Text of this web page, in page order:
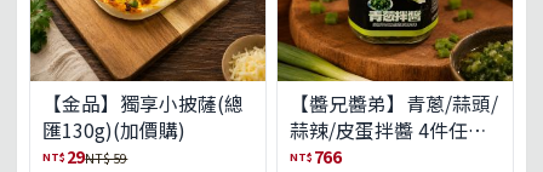
【金品】獨享小披薩(總
匯130g)(加價購)
NT$ 29NT$ 59
【醬兄醬弟】青蔥/蒜頭/
蒜辣/皮蛋拌醬 4件任選
(免運組)
NT$ 766